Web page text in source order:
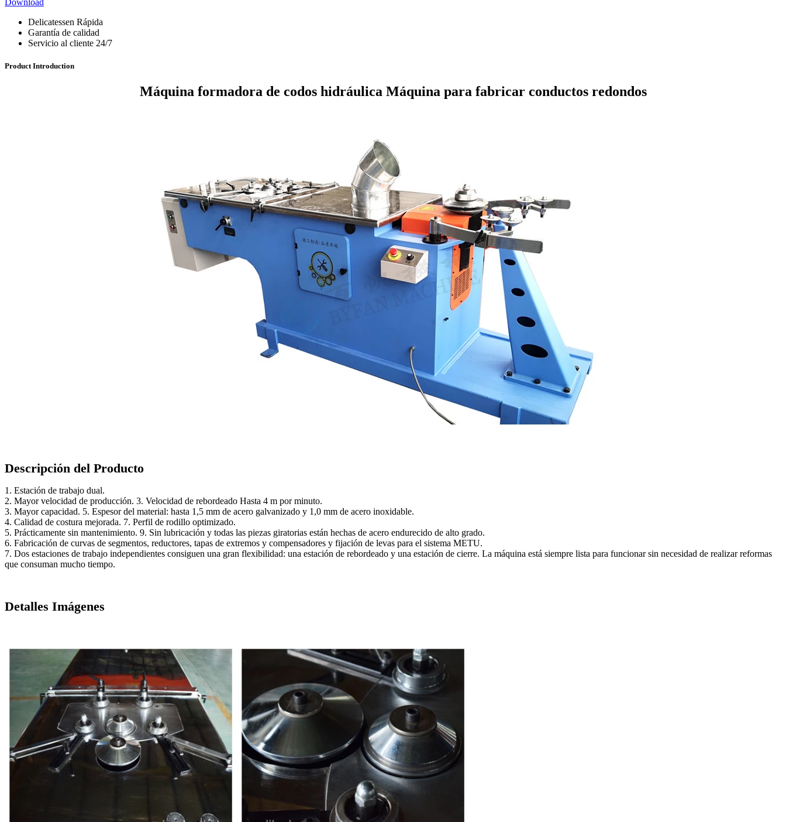
Delicatessen Rápida
Garantía de calidad
Servicio al cliente 24/7
Product Introduction
Máquina formadora de codos hidráulica Máquina para fabricar conductos redondos
Descripción del Producto
1. Estación de trabajo dual.
2. Mayor velocidad de producción. 3. Velocidad de rebordeado Hasta 4 m por minuto.
3. Mayor capacidad. 5. Espesor del material: hasta 1,5 mm de acero galvanizado y 1,0 mm de acero inoxidable.
4. Calidad de costura mejorada. 7. Perfil de rodillo optimizado.
5. Prácticamente sin mantenimiento. 9. Sin lubricación y todas las piezas giratorias están hechas de acero endurecido de alto grado.
6. Fabricación de curvas de segmentos, reductores, tapas de extremos y compensadores y fijación de levas para el sistema METU.
7. Dos estaciones de trabajo independientes consiguen una gran flexibilidad: una estación de rebordeado y una estación de cierre. La máquina está siempre lista para funcionar sin necesidad de realizar reformas
que consuman mucho tiempo.
Detalles Imágenes